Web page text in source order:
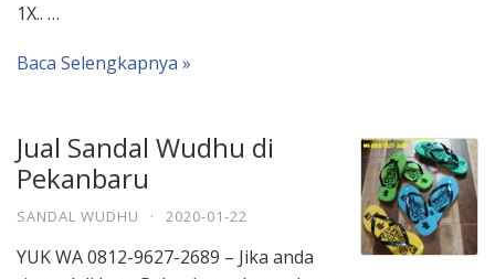
1X.. …
Baca Selengkapnya »
Jual Sandal Wudhu di
Pekanbaru
SANDAL WUDHU · 2020-01-22
YUK WA 0812-9627-2689 – Jika anda